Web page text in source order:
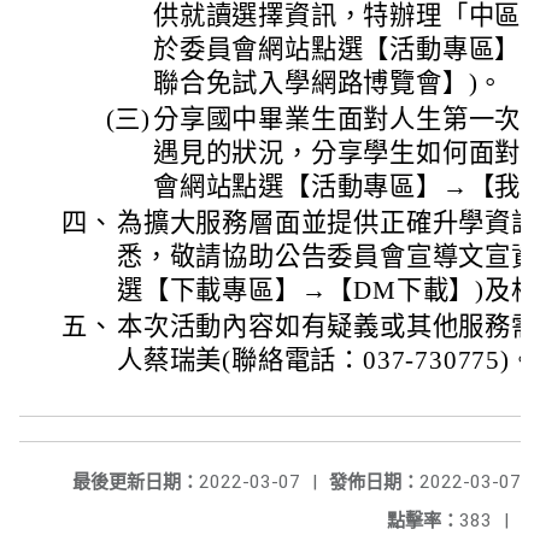
供就讀選擇資訊，特辦理「中區
於委員會網站點選【活動專區】
聯合免試入學網路博覽會】)。
(三) 分享國中畢業生面對人生第一次
遇見的狀況，分享學生如何面對
會網站點選【活動專區】→【我
四、 為擴大服務層面並提供正確升學資
悉，敬請協助公告委員會宣導文宣
選【下載專區】→【DM下載】)及
五、 本次活動內容如有疑義或其他服務
人蔡瑞美(聯絡電話：037-730775)。
發佈日期： 2022-03-07
最後更新日期： 2022-03-07
|
點擊率： 383 |